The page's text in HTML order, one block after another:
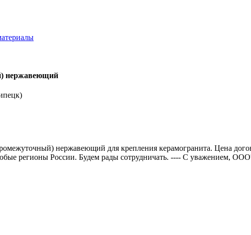
нержавеющий
нержавеющий для крепления керамогранита. Цена
регионы России. Будем рады сотрудничать. ---- С уважением,